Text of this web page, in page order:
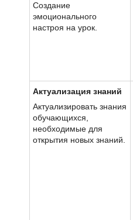
Создание
эмоционального
настроя на урок.
Актуализация знаний
Актуализировать знания
обучающихся,
необходимые для
открытия новых знаний.